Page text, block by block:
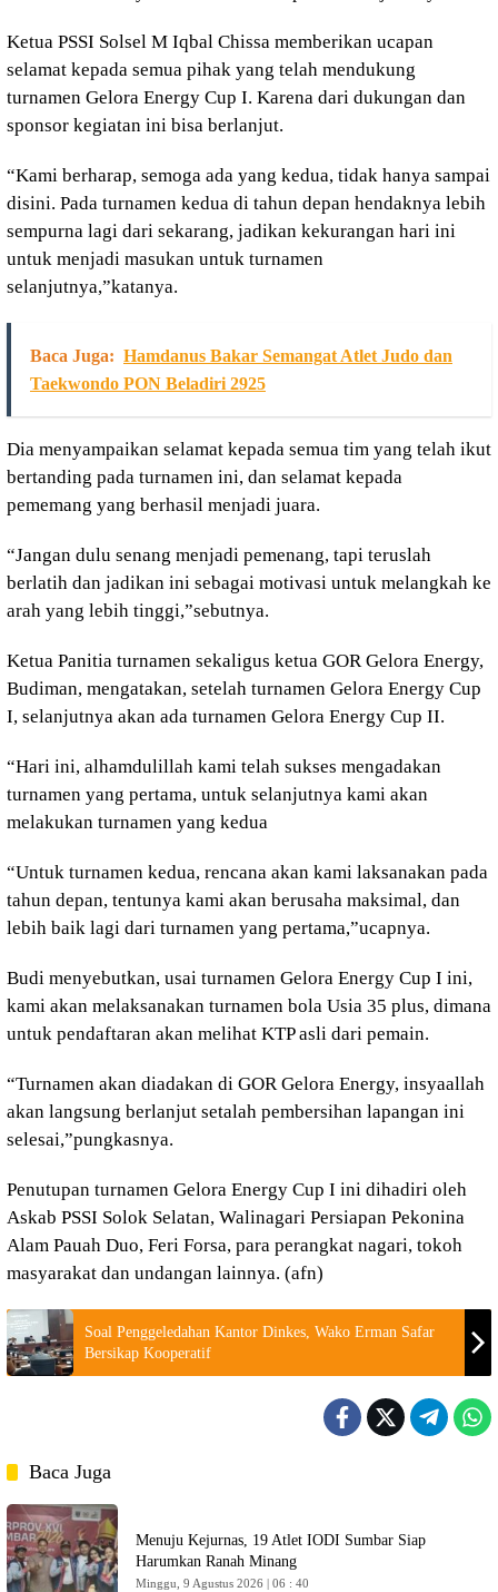
Ketua PSSI Solsel M Iqbal Chissa memberikan ucapan
selamat kepada semua pihak yang telah mendukung
turnamen Gelora Energy Cup I. Karena dari dukungan dan
sponsor kegiatan ini bisa berlanjut.
“Kami berharap, semoga ada yang kedua, tidak hanya sampai
disini. Pada turnamen kedua di tahun depan hendaknya lebih
sempurna lagi dari sekarang, jadikan kekurangan hari ini
untuk menjadi masukan untuk turnamen
selanjutnya,”katanya.
Baca Juga: Hamdanus Bakar Semangat Atlet Judo dan
Taekwondo PON Beladiri 2925
Dia menyampaikan selamat kepada semua tim yang telah ikut
bertanding pada turnamen ini, dan selamat kepada
pememang yang berhasil menjadi juara.
“Jangan dulu senang menjadi pemenang, tapi teruslah
berlatih dan jadikan ini sebagai motivasi untuk melangkah ke
arah yang lebih tinggi,”sebutnya.
Ketua Panitia turnamen sekaligus ketua GOR Gelora Energy,
Budiman, mengatakan, setelah turnamen Gelora Energy Cup
I, selanjutnya akan ada turnamen Gelora Energy Cup II.
“Hari ini, alhamdulillah kami telah sukses mengadakan
turnamen yang pertama, untuk selanjutnya kami akan
melakukan turnamen yang kedua
“Untuk turnamen kedua, rencana akan kami laksanakan pada
tahun depan, tentunya kami akan berusaha maksimal, dan
lebih baik lagi dari turnamen yang pertama,”ucapnya.
Budi menyebutkan, usai turnamen Gelora Energy Cup I ini,
kami akan melaksanakan turnamen bola Usia 35 plus, dimana
untuk pendaftaran akan melihat KTP asli dari pemain.
“Turnamen akan diadakan di GOR Gelora Energy, insyaallah
akan langsung berlanjut setalah pembersihan lapangan ini
selesai,”pungkasnya.
Penutupan turnamen Gelora Energy Cup I ini dihadiri oleh
Askab PSSI Solok Selatan, Walinagari Persiapan Pekonina
Alam Pauah Duo, Feri Forsa, para perangkat nagari, tokoh
masyarakat dan undangan lainnya. (afn)
Soal Penggeledahan Kantor Dinkes, Wako Erman Safar
Bersikap Kooperatif
Baca Juga
Menuju Kejurnas, 19 Atlet IODI Sumbar Siap
Harumkan Ranah Minang
Minggu, 9 Agustus 2026 | 06 : 40